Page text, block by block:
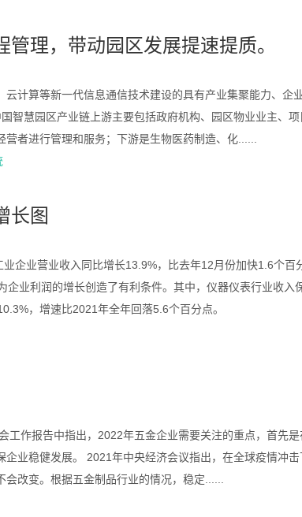
理，带动园区发展提速提质。
计算等新一代信息通信技术建设的具有产业集聚能力、企
智慧园区产业链上游主要包括政府机构、园区物业业主、
者进行管理和服务；下游是生物医药制造、化......
长图
企业营业收入同比增长13.9%，比去年12月份加快1.6个百
业利润的增长创造了有利条件。其中，仪器仪表行业收入
，增速比2021年全年回落5.6个百分点。
工作报告中指出，2022年五金企业需要关注的重点，首先
业稳健发展。 2021年中央经济会议指出，在全球疫情冲
改变。根据五金制品行业的情况，稳定......